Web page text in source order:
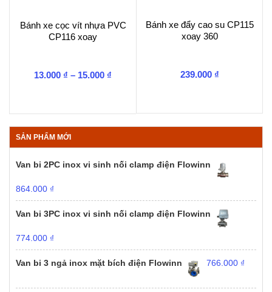
Bánh xe cọc vít nhựa PVC
CP116 xoay
13.000 ₫ – 15.000 ₫
Bánh xe đẩy cao su CP115
xoay 360
239.000 ₫
SẢN PHẨM MỚI
Van bi 2PC inox vi sinh nối clamp điện Flowinn
864.000 ₫
Van bi 3PC inox vi sinh nối clamp điện Flowinn
774.000 ₫
Van bi 3 ngả inox mặt bích điện Flowinn 766.000 ₫